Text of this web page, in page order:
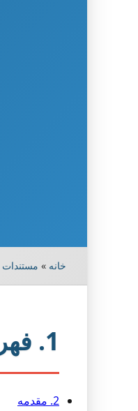
خانه » مستندات
1. فهرست مطالب
2. مقدمه